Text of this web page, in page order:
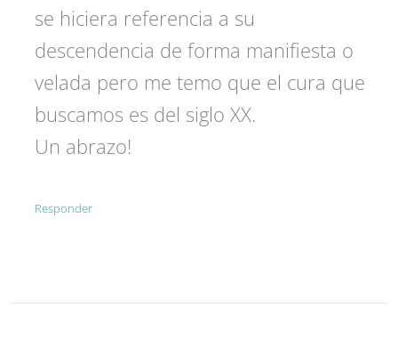
se hiciera referencia a su
descendencia de forma manifiesta o
velada pero me temo que el cura que
buscamos es del siglo XX.
Un abrazo!
Responder